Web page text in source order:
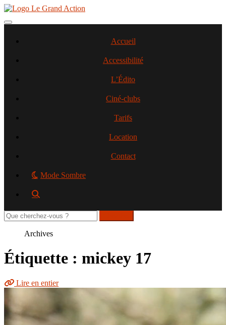
Aller
contenu
Toggle navigation
Accueil
Accessibilité
L’Édito
Ciné-clubs
Tarifs
Location
Contact
Mode Sombre
Rechercher
sur
Archives
Étiquette : mickey 17
Lire en entier